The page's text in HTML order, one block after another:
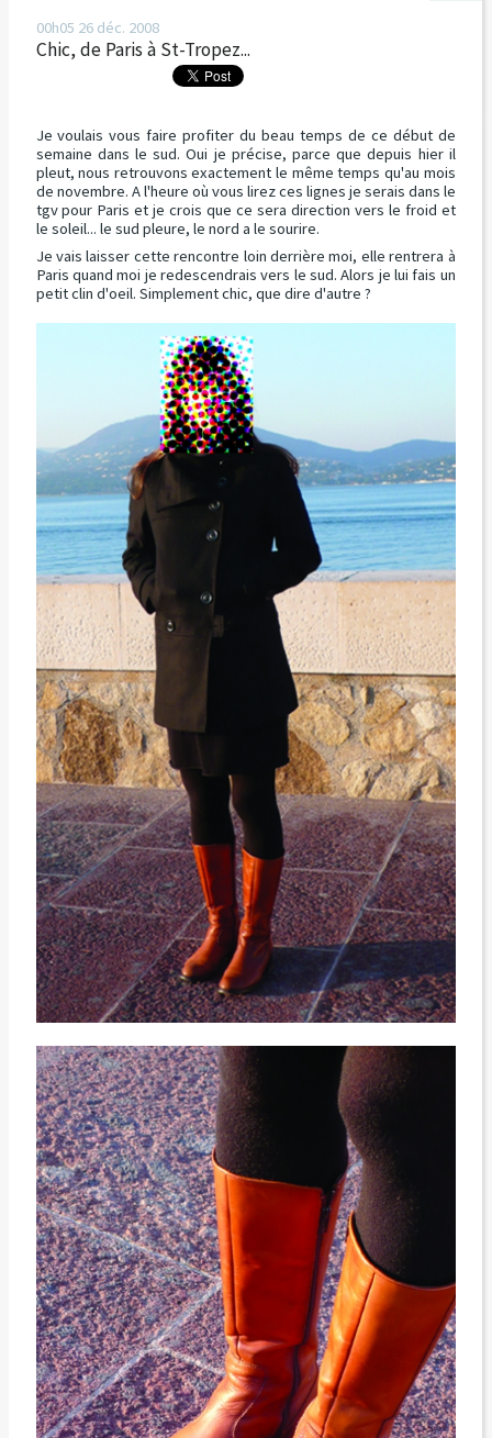
00h05 26 déc. 2008
Chic, de Paris à St-Tropez...
Je voulais vous faire profiter du beau temps de ce début de
semaine dans le sud. Oui je précise, parce que depuis hier il
pleut, nous retrouvons exactement le même temps qu'au mois
de novembre. A l'heure où vous lirez ces lignes je serais dans le
tgv pour Paris et je crois que ce sera direction vers le froid et
le soleil... le sud pleure, le nord a le sourire.
Je vais laisser cette rencontre loin derrière moi, elle rentrera à
Paris quand moi je redescendrais vers le sud. Alors je lui fais un
petit clin d'oeil. Simplement chic, que dire d'autre ?